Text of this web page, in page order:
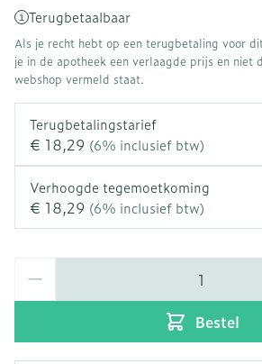
Terugbetaalbaar
Als je recht hebt op een terugbetaling voor
je in de apotheek een verlaagde prijs en niet
webshop vermeld staat.
Terugbetalingstarief
€ 18,29 (6% inclusief btw)
Verhoogde tegemoetkoming
€ 18,29 (6% inclusief btw)
Bestel